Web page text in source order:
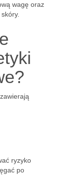
wagę oraz
zawierają
ryzyko
po